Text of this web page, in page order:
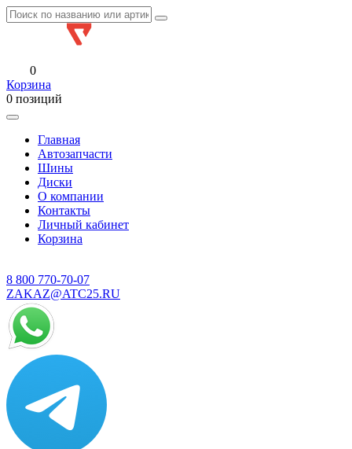
0
Корзина
0 позиций
Главная
Автозапчасти
Шины
Диски
О компании
Контакты
Личный кабинет
Корзина
8 800 770-70-07
ZAKAZ@ATC25.RU